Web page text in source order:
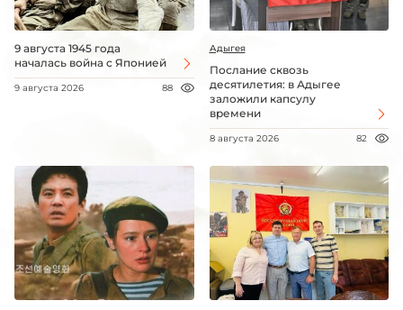
9 августа 1945 года
началась война с Японией
9 августа 2026 88
Адыгея
Послание сквозь
десятилетия: в Адыгее
заложили капсулу
времени
8 августа 2026 82